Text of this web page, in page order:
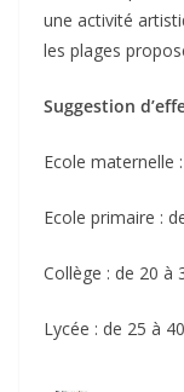
une activité
les plages
Suggestion
Ecole maternelle
Ecole primaire :
Collège : de 20 à
Lycée : de 25 à